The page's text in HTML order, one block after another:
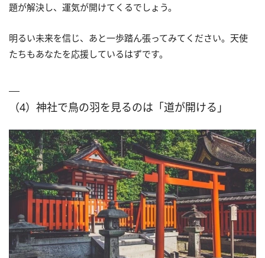
題が解決し、運気が開けてくるでしょう。
明るい未来を信じ、あと一歩踏ん張ってみてください。天使
たちもあなたを応援しているはずです。
（4）神社で鳥の羽を見るのは「道が開ける」